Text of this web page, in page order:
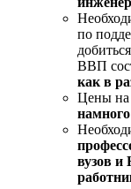
по
ВВП
как в
Цены на
вузов